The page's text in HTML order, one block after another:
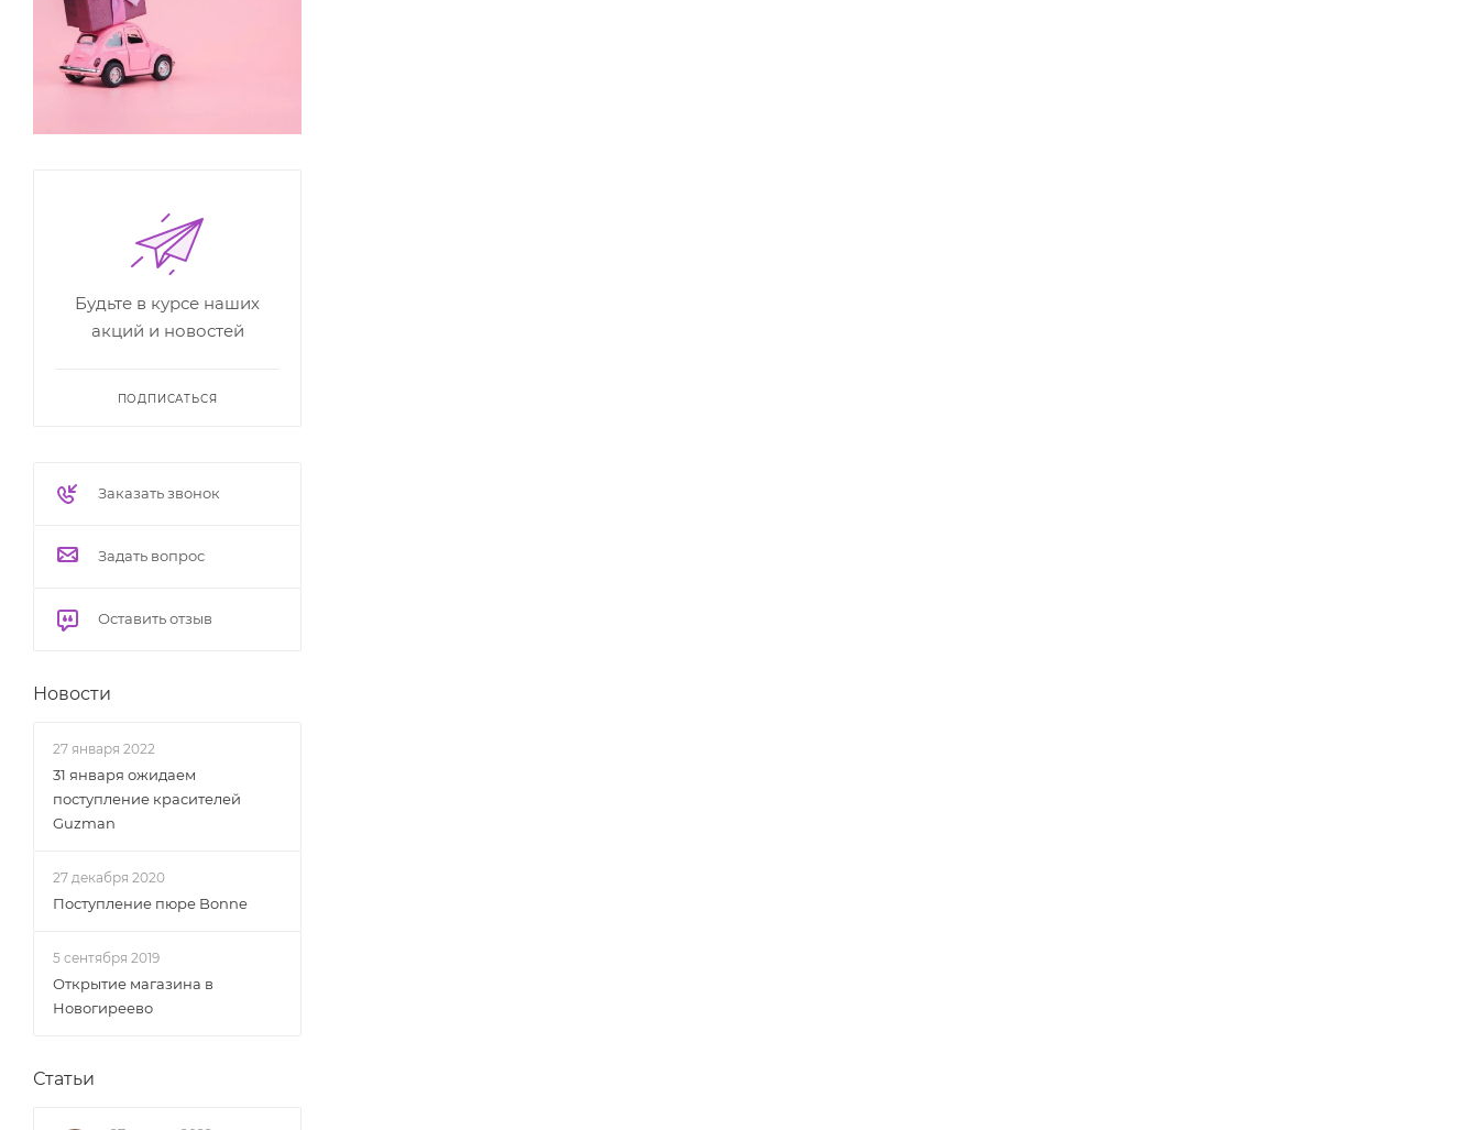
Будьте в курсе наших
акций и новостей
ПОДПИСАТЬСЯ
Заказать звонок
Задать вопрос
Оставить отзыв
Новости
27 января 2022
31 января ожидаем
поступление красителей
Guzman
27 декабря 2020
Поступление пюре Bonne
5 сентября 2019
Открытие магазина в
Новогиреево
Статьи